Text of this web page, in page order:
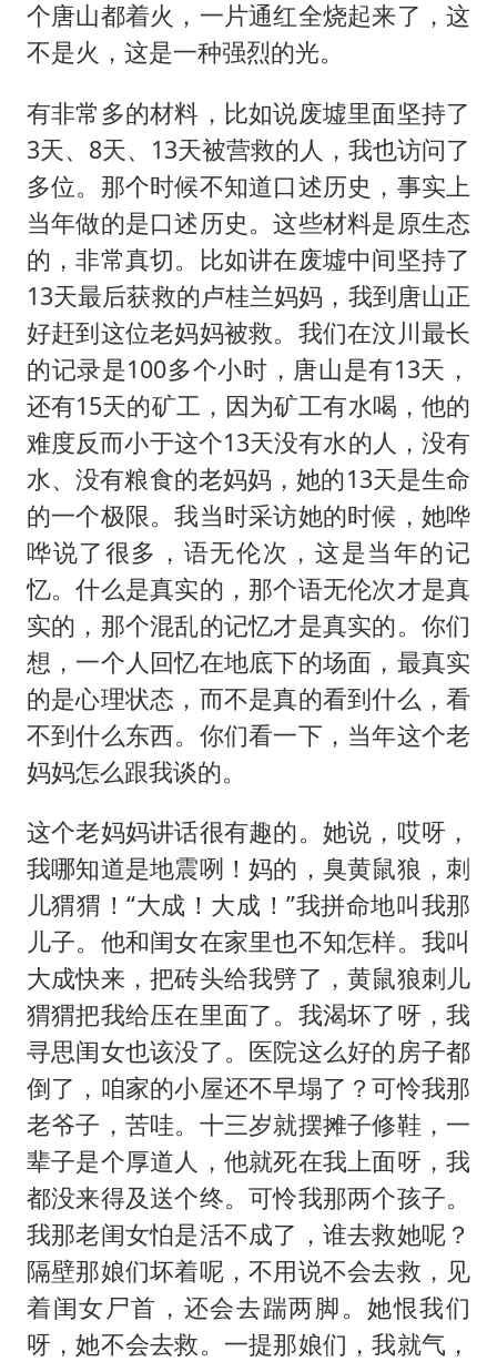
个唐山都着火，一片通红全烧起来了，这
不是火，这是一种强烈的光。
有非常多的材料，比如说废墟里面坚持了
3天、8天、13天被营救的人，我也访问了
多位。那个时候不知道口述历史，事实上
当年做的是口述历史。这些材料是原生态
的，非常真切。比如讲在废墟中间坚持了
13天最后获救的卢桂兰妈妈，我到唐山正
好赶到这位老妈妈被救。我们在汶川最长
的记录是100多个小时，唐山是有13天，
还有15天的矿工，因为矿工有水喝，他的
难度反而小于这个13天没有水的人，没有
水、没有粮食的老妈妈，她的13天是生命
的一个极限。我当时采访她的时候，她哗
哗说了很多，语无伦次，这是当年的记
忆。什么是真实的，那个语无伦次才是真
实的，那个混乱的记忆才是真实的。你们
想，一个人回忆在地底下的场面，最真实
的是心理状态，而不是真的看到什么，看
不到什么东西。你们看一下，当年这个老
妈妈怎么跟我谈的。
这个老妈妈讲话很有趣的。她说，哎呀，
我哪知道是地震咧！妈的，臭黄鼠狼，刺
儿猬猬！“大成！大成！”我拼命地叫我那
儿子。他和闺女在家里也不知怎样。我叫
大成快来，把砖头给我劈了，黄鼠狼刺儿
猬猬把我给压在里面了。我渴坏了呀，我
寻思闺女也该没了。医院这么好的房子都
倒了，咱家的小屋还不早塌了？可怜我那
老爷子，苦哇。十三岁就摆摊子修鞋，一
辈子是个厚道人，他就死在我上面呀，我
都没来得及送个终。可怜我那两个孩子。
我那老闺女怕是活不成了，谁去救她呢？
隔壁那娘们坏着呢，不用说不会去救，见
着闺女尸首，还会去踹两脚。她恨我们
呀，她不会去救。一提那娘们，我就气，